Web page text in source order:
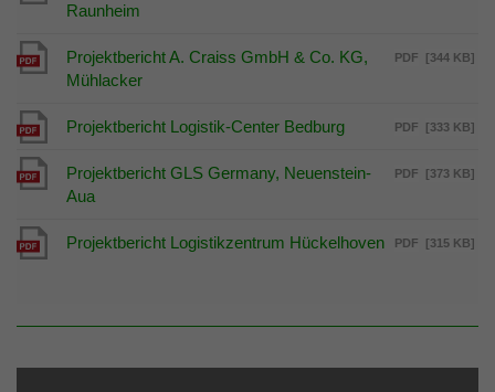
Raunheim
[344 KB]
PDF
Projektbericht A. Craiss GmbH & Co. KG,
Mühlacker
[333 KB]
PDF
Projektbericht Logistik-Center Bedburg
[373 KB]
PDF
Projektbericht GLS Germany, Neuenstein-
Aua
[315 KB]
PDF
Projektbericht Logistikzentrum Hückelhoven